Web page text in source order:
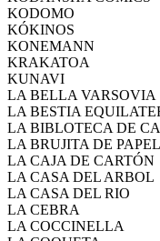
KODOMO
KÓKINOS
KONEMANN
KRAKATOA
KUNAVI
LA BELLA VARSOVIA
LA BESTIA
LA BIBLOTECA DE
LA BRUJITA DE PAPEL
LA CAJA DE CARTÓN
LA CASA DEL ARBOL
LA CASA DEL RIO
LA CEBRA
LA COCCINELLA